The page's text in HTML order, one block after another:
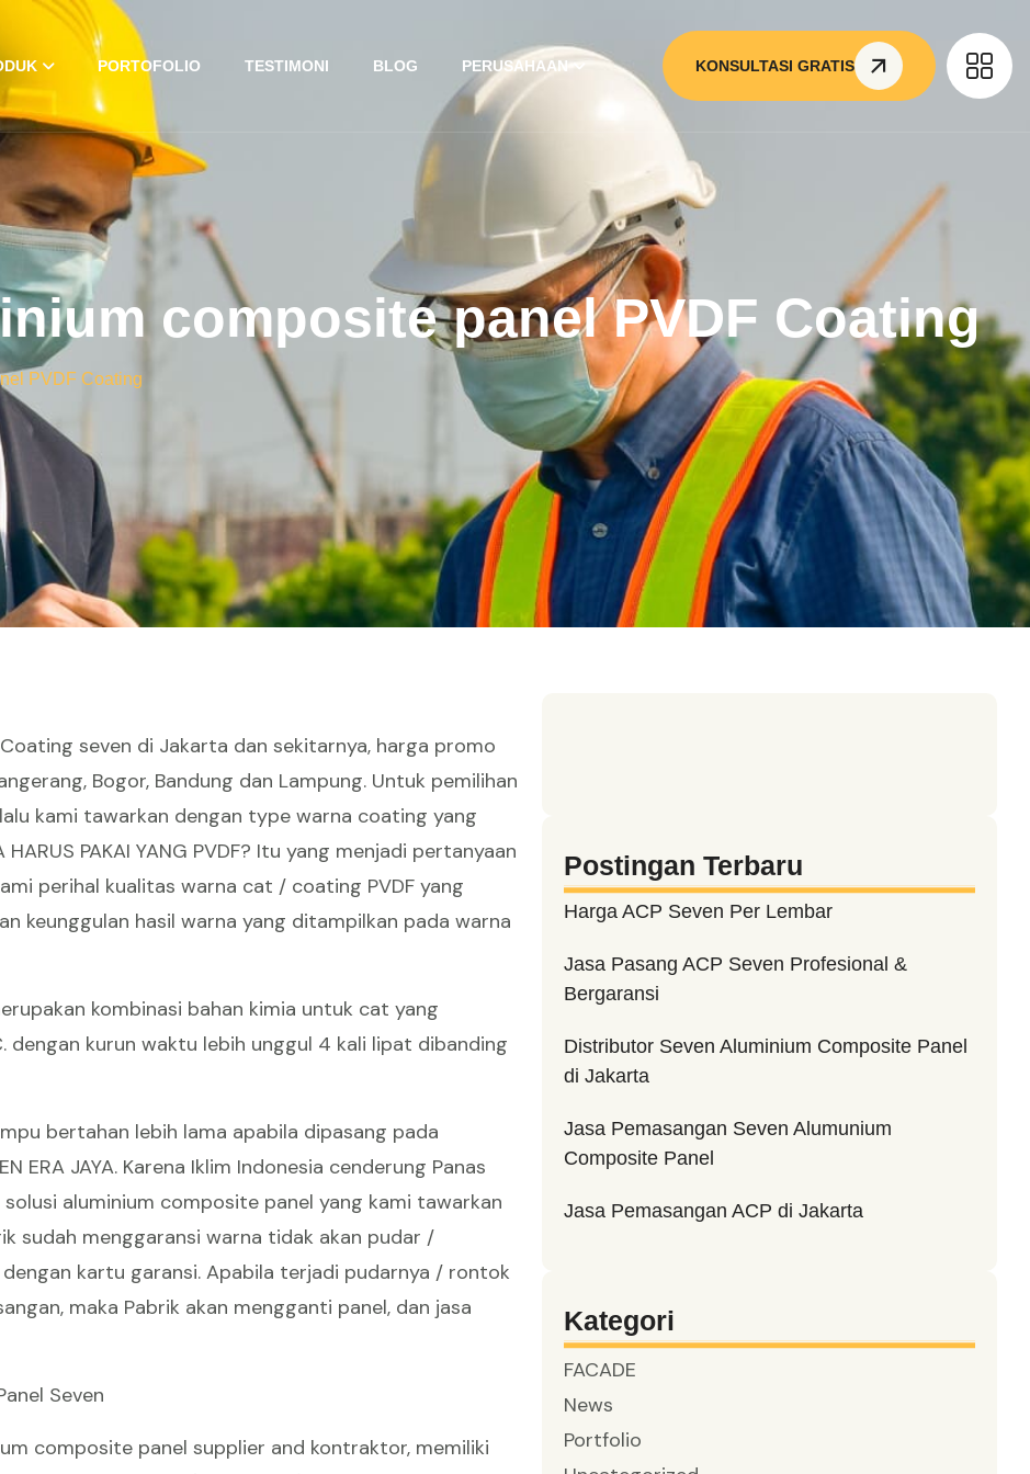
PORTOFOLIO TESTIMONI BLOG PERUSAHAAN KONSULTASI GRATIS
composite panel PVDF Coating
PVDF Coating
seven di Jakarta dan sekitarnya, harga promo
Bogor, Bandung dan Lampung. Untuk pemilihan
kami tawarkan dengan type warna coating yang
PAKAI YANG PVDF? Itu yang menjadi pertanyaan
perihal kualitas warna cat / coating PVDF yang
keunggulan hasil warna yang ditampilkan pada warna
kombinasi bahan kimia untuk cat yang
dengan kurun waktu lebih unggul 4 kali lipat dibanding
bertahan lebih lama apabila dipasang pada
ERA JAYA. Karena Iklim Indonesia cenderung Panas
aluminium composite panel yang kami tawarkan
sudah menggaransi warna tidak akan pudar /
kartu garansi. Apabila terjadi pudarnya / rontok
maka Pabrik akan mengganti panel, dan jasa
Seven
composite panel supplier and kontraktor, memiliki
Postingan Terbaru
Harga ACP Seven Per Lembar
Jasa Pasang ACP Seven Profesional &
Bergaransi
Distributor Seven Aluminium Composite Panel
di Jakarta
Jasa Pemasangan Seven Alumunium
Composite Panel
Jasa Pemasangan ACP di Jakarta
Kategori
FACADE
News
Portfolio